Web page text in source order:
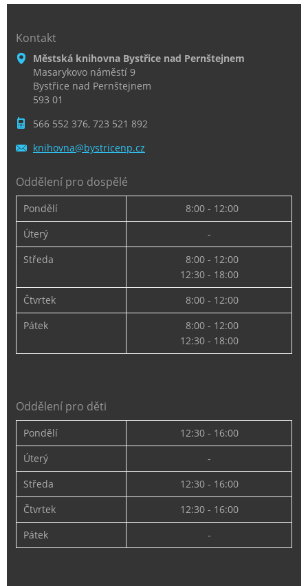
Kontakt
Městská knihovna Bystřice nad Pernštejnem
Masarykovo náměstí 9
Bystřice nad Pernštejnem
593 01
566 552 376, 723 521 892
knihovna@bystricenp.cz
Oddělení pro dospělé
Pondělí
8:00 - 12:00
Úterý
-
Středa
8:00 - 12:00
12:30 - 18:00
Čtvrtek
8:00 - 12:00
Pátek
8:00 - 12:00
12:30 - 18:00
Oddělení pro děti
Pondělí
12:30 - 16:00
Úterý
-
Středa
12:30 - 16:00
Čtvrtek
12:30 - 16:00
Pátek
-